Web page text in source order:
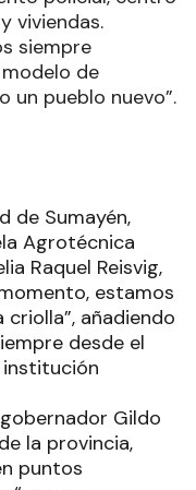
viviendas.
siempre
de
un pueblo nuevo”.
de Sumayén,
Agrotécnica
Raquel Reisvig,
estamos
añadiendo
desde el
Gildo
la provincia,
puntos